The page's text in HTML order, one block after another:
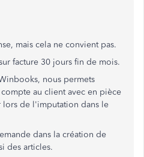
mais cela ne convient pas.
facture 30 jours fin de mois.
nous permets
au client avec en pièce
lors de l'imputation dans le
dans la création de
des articles.